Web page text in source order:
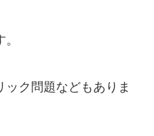
ク問題などもありま